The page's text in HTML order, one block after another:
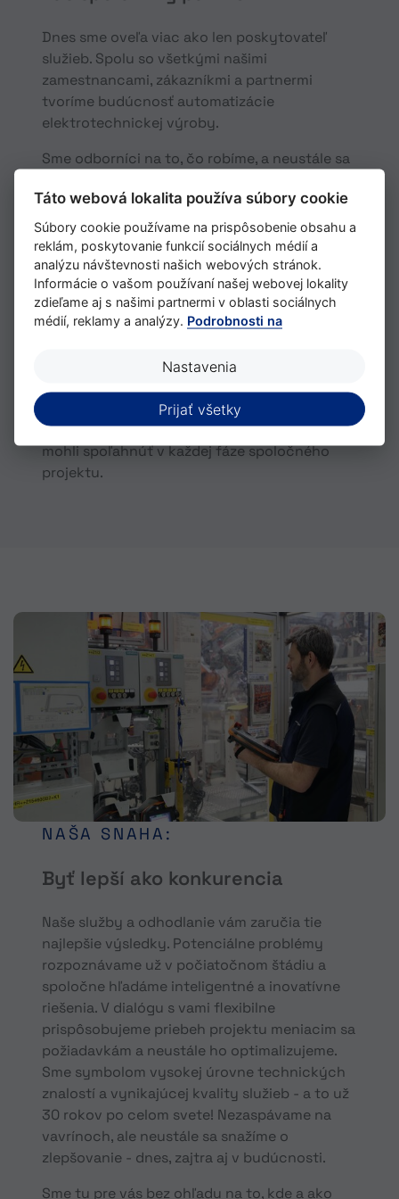
Dnes sme oveľa viac ako len poskytovateľ
služieb. Spolu so všetkými našimi
zamestnancami, zákazníkmi a partnermi
tvoríme budúcnosť automatizácie
elektrotechnickej výroby.
Sme odborníci na to, čo robíme, a neustále sa
metódy, ale vždy sme ochotní prekonávať
nové prekážky, aby sme dosiahli spoločný
pokrok.
Naše rozsiahle odborné znalosti sa odrážajú
nielen v našich spoľahlivých procesoch,
bezpečných pracovných postupoch a
že všetky fázy projektu sú pre vás
transparentné. Ponúkame rýchle a efektívne
riešenia problémov a zrozumiteľne
komunikujeme, aby sa na nás naši zákazníci
mohli spoľahnúť v každej fáze spoločného
projektu.
NAŠA SNAHA:
Byť lepší ako konkurencia
Naše služby a odhodlanie vám zaručia tie
najlepšie výsledky. Potenciálne problémy
rozpoznávame už v počiatočnom štádiu a
spoločne hľadáme inteligentné a inovatívne
riešenia. V dialógu s vami flexibilne
prispôsobujeme priebeh projektu meniacim sa
požiadavkám a neustále ho optimalizujeme.
Sme symbolom vysokej úrovne technických
znalostí a vynikajúcej kvality služieb - a to už
30 rokov po celom svete! Nezaspávame na
vavrínoch, ale neustále sa snažíme o
zlepšovanie - dnes, zajtra aj v budúcnosti.
Sme tu pre vás bez ohľadu na to, kde a ako
Táto webová lokalita používa súbory cookie
Súbory cookie používame na prispôsobenie obsahu a
reklám, poskytovanie funkcií sociálnych médií a
analýzu návštevnosti našich webových stránok.
Informácie o vašom používaní našej webovej lokality
zdieľame aj s našimi partnermi v oblasti sociálnych
médií, reklamy a analýzy. Podrobnosti na
Nastavenia
Prijať všetky